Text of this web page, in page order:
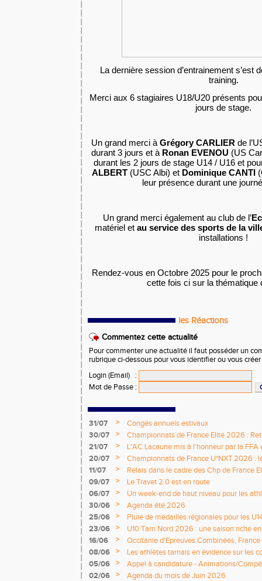
La dernière session d’entrainement s’est
training.
Merci aux 6 stagiaires U18/U20 présents
jours de stage.
Un grand merci à Grégory CARLIER de
durant 3 jours et à Ronan EVENOU (US
durant les 2 jours de stage U14 / U16 et
ALBERT (USC Albi) et Dominique CANTI
leur présence durant une
Un grand merci également au club de l’
matériel etau service des sports de la
installations !
Rendez-vous en Octobre 2025 pour le
cette fois ci sur la thématique
les Réactions
Commentez cette actualité
Pour commenter une actualité il faut posséder un
rubrique ci-dessous pour vous identifier ou vous
Login (Email)
:
Mot de Passe :
31/07 >
Congés annuels estivaux
30/07
>
Championnats de France Elite 2026 :
21/07
>
L'AC Lacaune mis à l'honneur par la
20/07
>
Championnats de France U*NXT 2026 :
titres nationaux !
11/07 >
Relais dans le cadre des Chp de France
09/07
>
Le Travet 2.0 est en route
06/07
>
Un week-end de haut niveau pour les
nationale
30/06 >
Agenda été 2026
25/06
>
Pluie de médailles régionales pour les
23/06
>
U10 Tarn Nord 2026 : une saison riche
émotions
16/06 >
Occitanie d'Epreuves Combinées,
National de Castres
08/06 >
Les athlètes tarnais en évidence sur les
05/06
>
Appel à candidature - Animations/
2026 / 2027
02/06 >
Agenda du mois de Juin 2026